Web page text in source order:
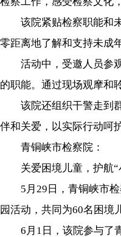
该院紧贴检察职能和未
零距离地了解和支持未成
活动中，受邀人员参观
的职能。通过现场观摩和
该院还组织干警走到群
伴和关爱，以实际行动呵
青铜峡市检察院：
关爱困境儿童，护航“
5月29日，青铜峡市检
园活动，共同为60名困境
6月1日，该院参与了青